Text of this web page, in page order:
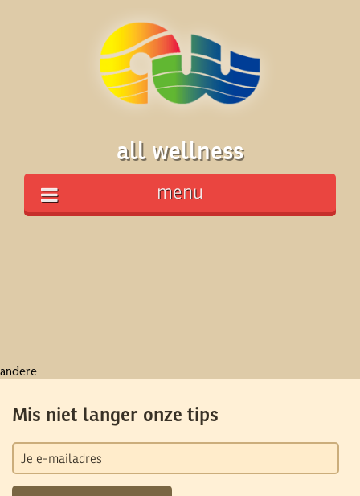
all wellness
menu
andere
Mis niet langer onze tips